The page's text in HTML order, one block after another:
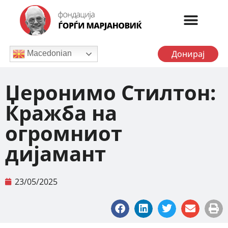
Macedonian Донирај
Џеронимо Стилтон:
Кражба на
огромниот
дијамант
23/05/2025